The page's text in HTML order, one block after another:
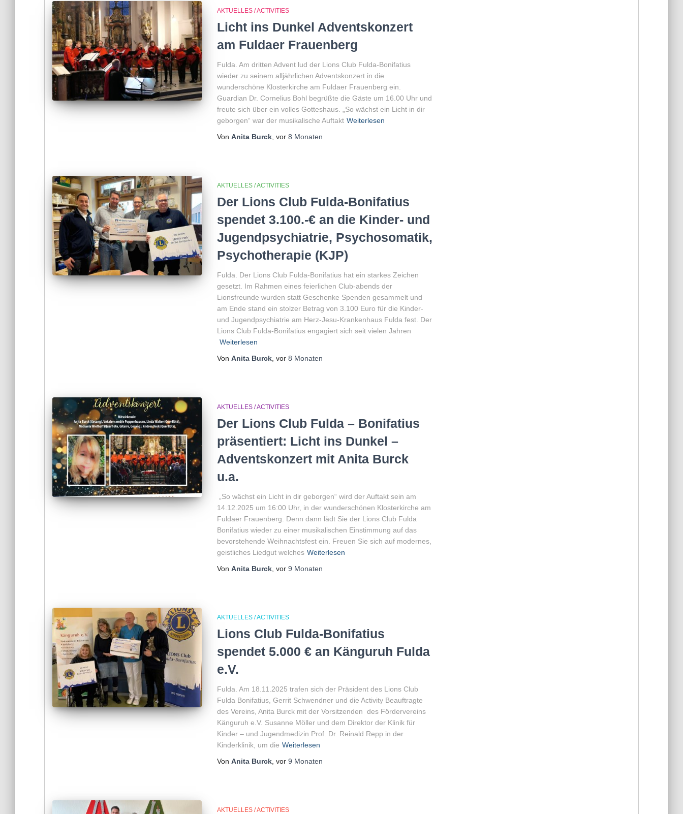
AKTUELLES / ACTIVITIES
Licht ins Dunkel Adventskonzert
am Fuldaer Frauenberg
Fulda. Am dritten Advent lud der Lions Club Fulda-Bonifatius
wieder zu seinem alljährlichen Adventskonzert in die
wunderschöne Klosterkirche am Fuldaer Frauenberg ein.
Guardian Dr. Cornelius Bohl begrüßte die Gäste um 16.00 Uhr und
freute sich über ein volles Gotteshaus. „So wächst ein Licht in dir
geborgen“ war der musikalische Auftakt Weiterlesen
VonAnita Burck , vor8 Monaten
AKTUELLES / ACTIVITIES
Der Lions Club Fulda-Bonifatius
spendet 3.100.-€ an die Kinder- und
Jugendpsychiatrie, Psychosomatik,
Psychotherapie (KJP)
Fulda. Der Lions Club Fulda-Bonifatius hat ein starkes Zeichen
gesetzt. Im Rahmen eines feierlichen Club-abends der
Lionsfreunde wurden statt Geschenke Spenden gesammelt und
am Ende stand ein stolzer Betrag von 3.100 Euro für die Kinder-
und Jugendpsychiatrie am Herz-Jesu-Krankenhaus Fulda fest. Der
Lions Club Fulda-Bonifatius engagiert sich seit vielen Jahren
Weiterlesen
VonAnita Burck , vor8 Monaten
AKTUELLES / ACTIVITIES
Der Lions Club Fulda – Bonifatius
präsentiert: Licht ins Dunkel –
Adventskonzert mit Anita Burck
u.a.
„So wächst ein Licht in dir geborgen“ wird der Auftakt sein am
14.12.2025 um 16:00 Uhr, in der wunderschönen Klosterkirche am
Fuldaer Frauenberg. Denn dann lädt Sie der Lions Club Fulda
Bonifatius wieder zu einer musikalischen Einstimmung auf das
bevorstehende Weihnachtsfest ein. Freuen Sie sich auf modernes,
geistliches Liedgut welches Weiterlesen
VonAnita Burck , vor9 Monaten
AKTUELLES / ACTIVITIES
Lions Club Fulda-Bonifatius
spendet 5.000 € an Känguruh Fulda
e.V.
Fulda. Am 18.11.2025 trafen sich der Präsident des Lions Club
Fulda Bonifatius, Gerrit Schwendner und die Activity Beauftragte
des Vereins, Anita Burck mit der Vorsitzenden des Fördervereins
Känguruh e.V. Susanne Möller und dem Direktor der Klinik für
Kinder – und Jugendmedizin Prof. Dr. Reinald Repp in der
Kinderklinik, um die Weiterlesen
VonAnita Burck , vor9 Monaten
AKTUELLES / ACTIVITIES